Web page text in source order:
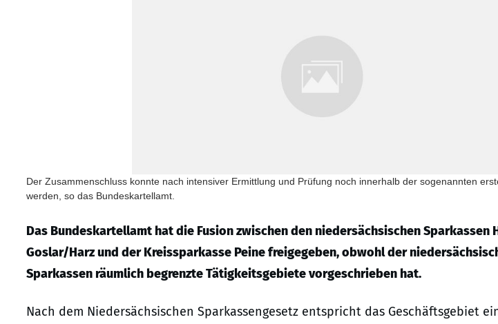
Der Zusammenschluss konnte nach intensiver Ermittlung und Prüfung noch innerhalb der sogenannten
werden, so das Bundeskartellamt.
Das Bundeskartellamt hat die Fusion zwischen den niedersächsischen Sparkassen
Goslar/Harz und der Kreissparkasse Peine freigegeben, obwohl der
Sparkassen räumlich begrenzte Tätigkeitsgebiete vorgeschrieben hat.
Nach dem Niedersächsischen Sparkassengesetz entspricht das Geschäftsgebiet